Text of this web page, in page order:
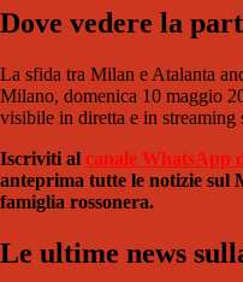
Dove vedere la
La sfida tra Milan e Atalanta
Milano, domenica 10 maggio
visibile in diretta e in
Iscriviti al canale WhatsApp
anteprima tutte le notizie sul
famiglia rossonera.
Le ultime news